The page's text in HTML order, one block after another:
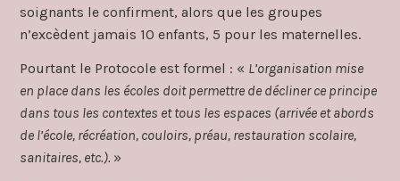
soignants le confirment, alors que les groupes
n’excèdent jamais 10 enfants, 5 pour les maternelles.
Pourtant le Protocole est formel : « L’organisation mise
en place dans les écoles doit permettre de décliner ce principe
dans tous les contextes et tous les espaces (arrivée et abords
de l’école, récréation, couloirs, préau, restauration scolaire,
sanitaires, etc.). »